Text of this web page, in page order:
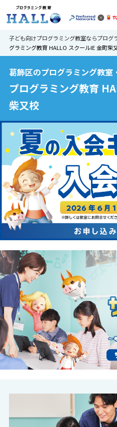
子ども向けプログラミング教室ならプログ
グラミング教育 HALLO スクールIE 金町柴
葛飾区のプログラミング教室
プログラミング教育
柴又校